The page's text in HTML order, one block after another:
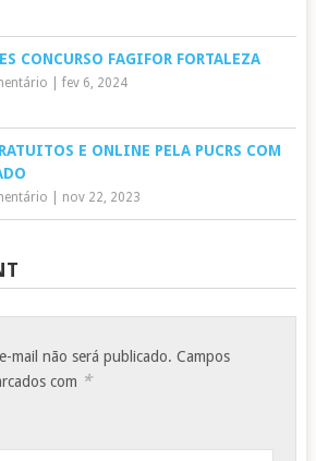
CONCURSO FAGIFOR FORTALEZA
fev 6, 2024
E ONLINE PELA PUCRS COM
nov 22, 2023
mail não será publicado. Campos
com *